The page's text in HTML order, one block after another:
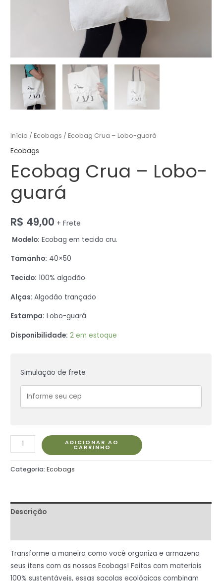
Início /Ecobags / Ecobag Crua – Lobo-guará
Ecobags
Ecobag Crua – Lobo-
guará
R$ 49,00 + Frete
Modelo: Ecobag em tecido cru.
Tamanho: 40×50
Tecido: 100% algodão
Alças:Algodão trançado
Estampa: Lobo-guará
Disponibilidade: 2 em estoque
Simulação de frete
ADICIONAR AO
CARRINHO
Categoria:Ecobags
Descrição
Transforme a maneira como você organiza e armazena
seus itens com as nossas Ecobags! Feitos com materiais
100% sustentáveis, essas sacolas ecológicas combinam